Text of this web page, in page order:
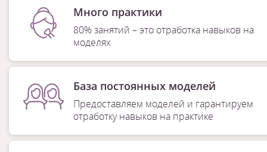
Много практики
80% занятий – это отработка навыков на
моделях
База постоянных моделей
Предоставляем моделей и гарантируем
отработку навыков на практике